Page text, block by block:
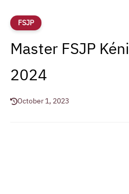
FSJP
Master FSJP
2024
October 1, 2023